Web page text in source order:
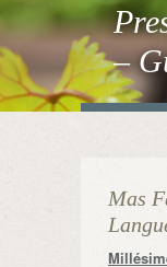
–
Mas